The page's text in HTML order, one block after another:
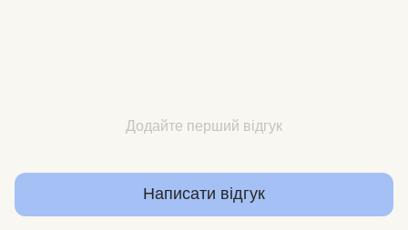
Додайте перший відгук
Написати відгук